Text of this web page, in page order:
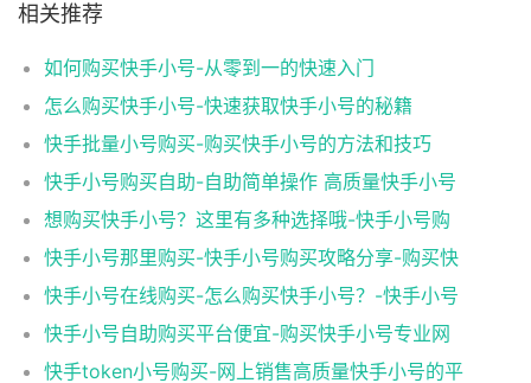
相关推荐
如何购买快手小号-从零到一的快速入门
怎么购买快手小号-快速获取快手小号的秘籍
快手批量小号购买-购买快手小号的方法和技巧
快手小号购买自助-自助简单操作 高质量快手小号
想购买快手小号？这里有多种选择哦-快手小号购
快手小号那里购买-快手小号购买攻略分享-购买快
快手小号在线购买-怎么购买快手小号？-快手小号
快手小号自助购买平台便宜-购买快手小号专业网
快手token小号购买-网上销售高质量快手小号的平